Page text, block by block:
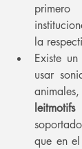
la
Existe
usar
que en